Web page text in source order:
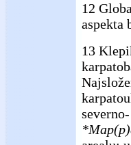
12
aspekta
13